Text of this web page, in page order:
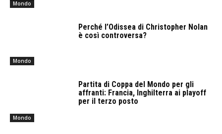
Mondo
Mondo
Perché l’Odissea di Christopher Nolan
è così controversa?
Mondo
Partita di Coppa del Mondo per gli
affranti: Francia, Inghilterra ai playoff
per il terzo posto